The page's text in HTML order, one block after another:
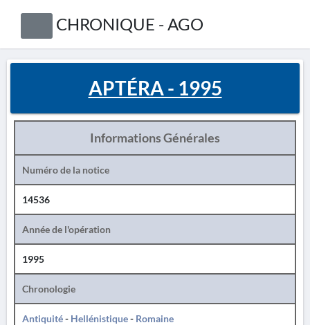
CHRONIQUE - AGO
APTÉRA - 1995
Informations Générales
Numéro de la notice
14536
Année de l'opération
1995
Chronologie
Antiquité- Hellénistique- Romaine